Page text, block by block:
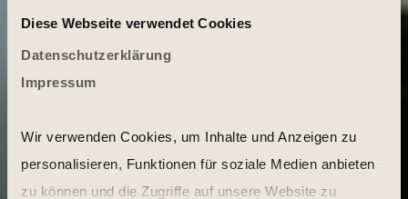
Diese Webseite verwendet Cookies
Datenschutzerklärung
Impressum
Wir verwenden Cookies, um Inhalte und Anzeigen zu
personalisieren, Funktionen für soziale Medien anbieten
zu können und die Zugriffe auf unsere Website zu